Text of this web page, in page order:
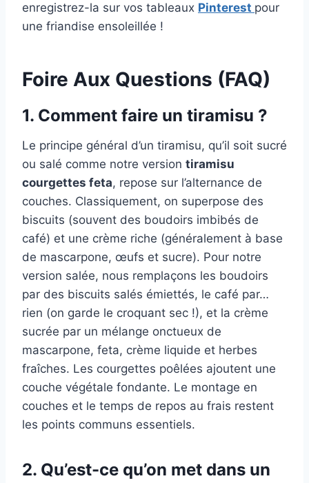
enregistrez-la sur vos tableaux Pinterest pour
une friandise ensoleillée !
Foire Aux Questions (FAQ)
1. Comment faire un tiramisu ?
Le principe général d’un tiramisu, qu’il soit sucré
ou salé comme notre version tiramisu
courgettes feta, repose sur l’alternance de
couches. Classiquement, on superpose des
biscuits (souvent des boudoirs imbibés de
café) et une crème riche (généralement à base
de mascarpone, œufs et sucre). Pour notre
version salée, nous remplaçons les boudoirs
par des biscuits salés émiettés, le café par…
rien (on garde le croquant sec !), et la crème
sucrée par un mélange onctueux de
mascarpone, feta, crème liquide et herbes
fraîches. Les courgettes poêlées ajoutent une
couche végétale fondante. Le montage en
couches et le temps de repos au frais restent
les points communs essentiels.
2. Qu’est-ce qu’on met dans un